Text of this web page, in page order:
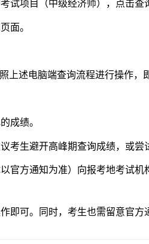
项目（中级经济师），点击查
面。
述电脑端查询流程进行操作，
成绩。
生避开高峰期查询成绩，或尝
方通知为准）向报考地考试机
即可。同时，考生也需留意官